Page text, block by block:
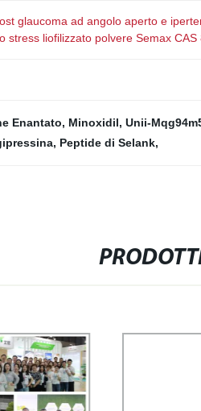
glaucoma ad angolo aperto e
stress liofilizzato polvere Semax
Enantato, Minoxidil, Unii-
, Peptide di Selank,